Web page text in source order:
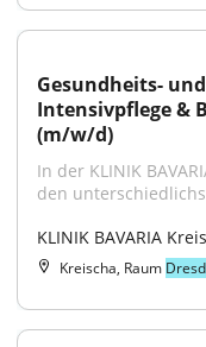
Gesundheits- und
Intensivpflege &
(m/w/d)
In der KLINIK
den
KLINIK BAVARIA
Kreischa, Raum